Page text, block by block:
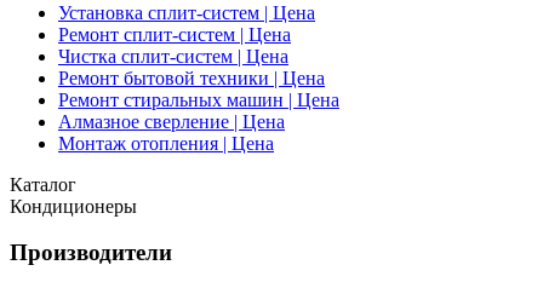
Установка сплит-систем | Цена
Ремонт сплит-систем | Цена
Чистка сплит-систем | Цена
Ремонт бытовой техники | Цена
Ремонт стиральных машин | Цена
Алмазное сверление | Цена
Монтаж отопления | Цена
Каталог
Кондиционеры
Производители